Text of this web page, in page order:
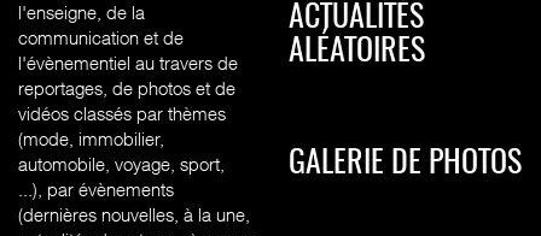
l'enseigne, de la
communication et de
l'évènementiel au travers de
reportages, de photos et de
vidéos classés par thèmes
(mode, immobilier,
automobile, voyage, sport,
...), par évènements
(dernières nouvelles, à la une,
ACTUALITÉS
ALÉATOIRES
GALERIE DE PHOTOS